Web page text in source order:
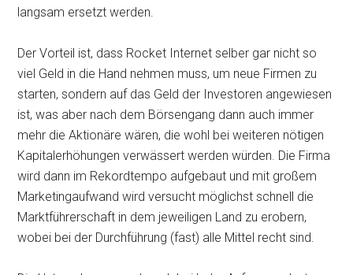
langsam ersetzt werden.
Der Vorteil ist, dass Rocket Internet selber gar nicht so
viel Geld in die Hand nehmen muss, um neue Firmen zu
starten, sondern auf das Geld der Investoren angewiesen
ist, was aber nach dem Börsengang dann auch immer
mehr die Aktionäre wären, die wohl bei weiteren nötigen
Kapitalerhöhungen verwässert werden würden. Die Firma
wird dann im Rekordtempo aufgebaut und mit großem
Marketingaufwand wird versucht möglichst schnell die
Marktführerschaft in dem jeweiligen Land zu erobern,
wobei bei der Durchführung (fast) alle Mittel recht sind.